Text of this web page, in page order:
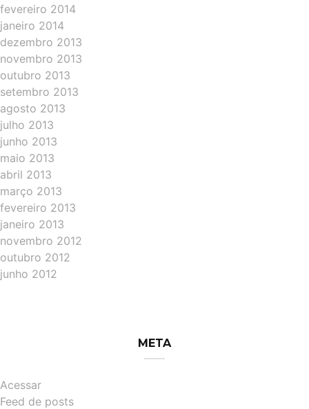
fevereiro 2014
janeiro 2014
dezembro 2013
novembro 2013
outubro 2013
setembro 2013
agosto 2013
julho 2013
junho 2013
maio 2013
abril 2013
março 2013
fevereiro 2013
janeiro 2013
novembro 2012
outubro 2012
junho 2012
META
Acessar
Feed de posts